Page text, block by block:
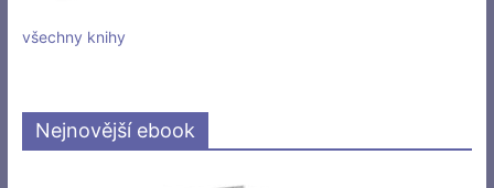
všechny knihy
Nejnovější ebook